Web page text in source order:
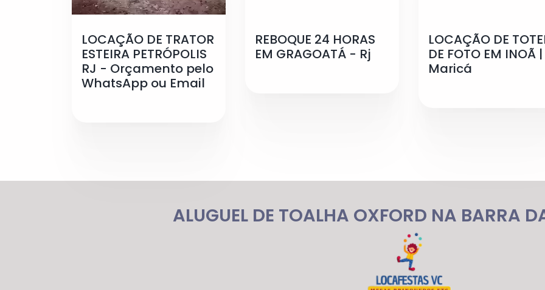
LOCAÇÃO DE TRATOR
ESTEIRA PETRÓPOLIS
RJ - Orçamento pelo
WhatsApp ou Email
REBOQUE 24 HORAS
EM GRAGOATÁ - Rj
LOCAÇÃO DE
DE FOTO EM INOÃ |
Maricá
ALUGUEL DE TOALHA OXFORD NA BARRA